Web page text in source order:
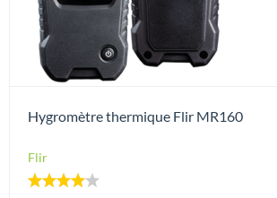
Hygromètre thermique Flir MR160
Flir